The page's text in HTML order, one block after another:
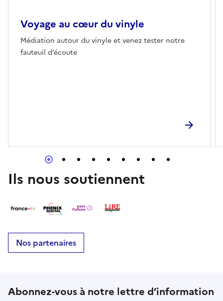
Voyage au cœur du vinyle
Médiation autour du vinyle et venez tester notre
fauteuil d’écoute
Ils nous soutiennent
Nos partenaires
Abonnez-vous à notre lettre d’information